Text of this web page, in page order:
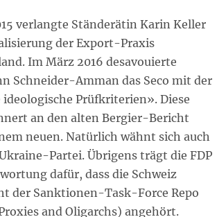
verlangte Ständerätin Karin Keller
der Export-Praxis
Im März 2016 desavouierte
Schneider-Amman das Seco mit der
ideologische Prüfkriterien». Diese
an den alten Bergier-Bericht
neuen. Natürlich wähnt sich auch
Partei. Übrigens trägt die FDP
dafür, dass die Schweiz
der Sanktionen-Task-Force Repo
and Oligarchs) angehört.